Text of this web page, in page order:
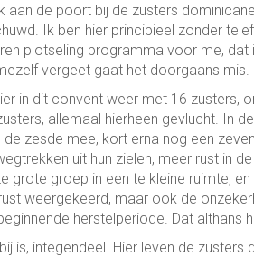
aan de poort bij de zusters
Ik ben hier principieel zonder
plotseling programma voor me,
vergeet gaat het doorgaans mis.
in dit convent weer met 16
allemaal hierheen gevlucht. In
zesde mee, kort erna nog een
uit hun zielen, meer rust in
grote groep in een te kleine ruimte;
weergekeerd, maar ook de
herstelperiode. Dat althans
is, integendeel. Hier leven de